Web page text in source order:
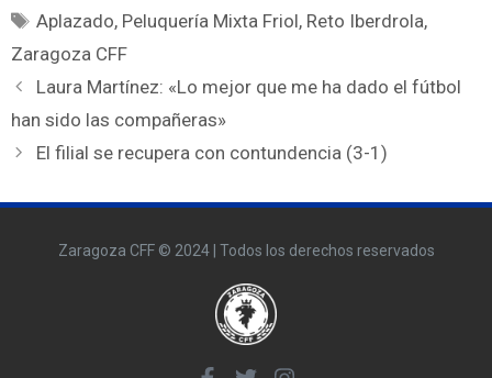
Aplazado, Peluquería Mixta Friol, Reto Iberdrola,
Zaragoza CFF
Laura Martínez: «Lo mejor que me ha dado el fútbol
han sido las compañeras»
El filial se recupera con contundencia (3-1)
Zaragoza CFF © 2024 | Todos los derechos reservados